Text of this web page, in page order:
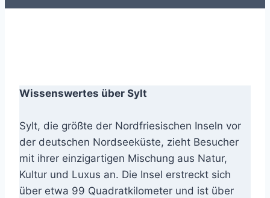
Wissenswertes über Sylt
Sylt, die größte der Nordfriesischen Inseln vor
der deutschen Nordseeküste, zieht Besucher
mit ihrer einzigartigen Mischung aus Natur,
Kultur und Luxus an. Die Insel erstreckt sich
über etwa 99 Quadratkilometer und ist über